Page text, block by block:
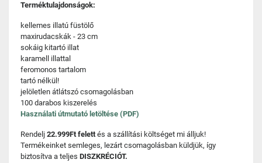
Terméktulajdonságok:
kellemes illatú füstölő
maxirudacskák - 23 cm
sokáig kitartó illat
karamell illattal
feromonos tartalom
tartó nélkül!
jelöletlen átlátszó csomagolásban
100 darabos kiszerelés
Használati útmutató letöltése (PDF)
Rendelj 22.999Ft felettés a szállítási költséget mi álljuk!
Termékeinket semleges, lezárt csomagolásban küldjük, így
biztosítva a teljes DISZKRÉCIÓT.